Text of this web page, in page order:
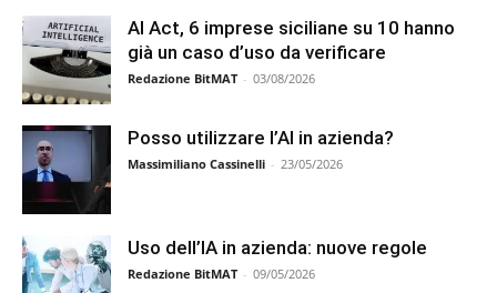
AI Act, 6 imprese siciliane su 10 hanno
già un caso d’uso da verificare
Redazione BitMAT - 03/08/2026
Posso utilizzare l’AI in azienda?
Massimiliano Cassinelli - 23/05/2026
Uso dell’IA in azienda: nuove regole
Redazione BitMAT - 09/05/2026